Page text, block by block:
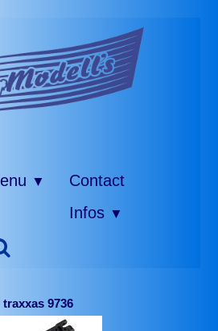
▼
Contact
Infos ▼
traxxas 9736